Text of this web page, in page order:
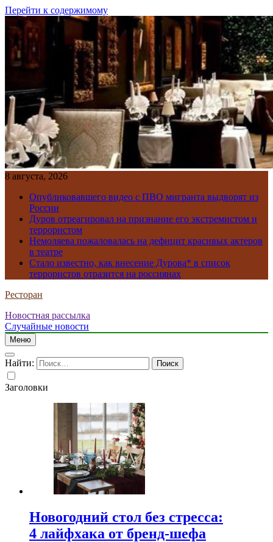
Перейти к содержимому
8 августа, 2026
Опубликовавшего видео с ПВО мигранта выдворят из
России
Дуров отреагировал на признание его экстремистом и
террористом
Немоляева пожаловалась на дефицит красивых актеров
в театре
Стало известно, как внесение Дурова* в список
террористов отразится на россиянах
Ресторан
Новостная рассылка
Случайные новости
Меню
Найти:
Заголовки
Новогодний стол без стресса:
4 лайфхака от бренд-шефа